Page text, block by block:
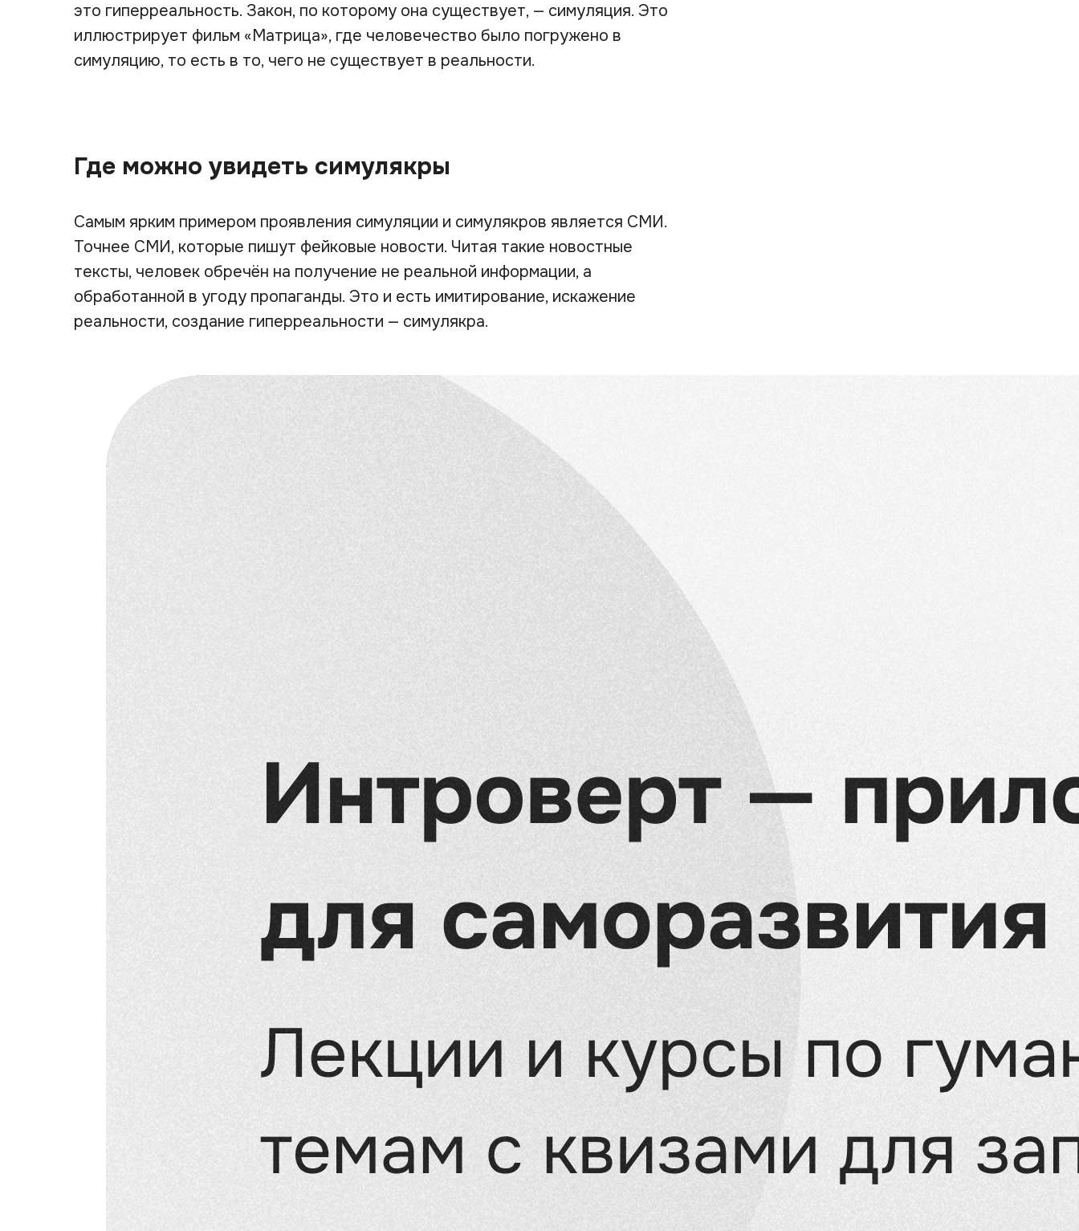
это гиперреальность. Закон, по которому она существует, — симуляция. Это
иллюстрирует фильм «Матрица», где человечество было погружено в
симуляцию, то есть в то, чего не существует в реальности.
Где можно увидеть симулякры
Самым ярким примером проявления симуляции и симулякров является СМИ.
Точнее СМИ, которые пишут фейковые новости. Читая такие новостные
тексты, человек обречён на получение не реальной информации, а
обработанной в угоду пропаганды. Это и есть имитирование, искажение
реальности, создание гиперреальности — симулякра.